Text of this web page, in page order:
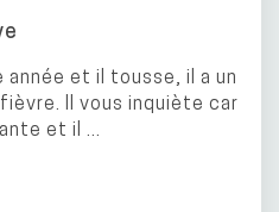
année et il tousse, il a un
Il vous inquiète car
et il ...